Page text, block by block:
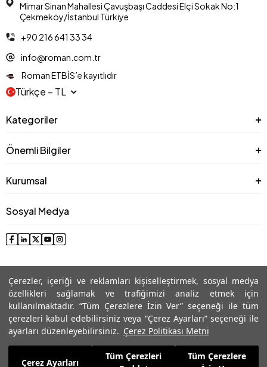
Çerezler, içeriği ve reklamları kişiselleştirmek, sosyal medya
özellikleri sağlamak ve trafiğimizi analiz etmek için
kullanılmaktadır. “Tüm Çerezlere İzin Ver” seçeneği ile tüm
çerezleri kabul edebilirsiniz veya “Çerez Ayarları” seçeneği ile
ayarları düzenleyebilirsiniz. Çerez Politikası Metni
Çerez Ayarları
Tüm Çerezleri
Tüm Çerezlere
2.559,99 TL
Mimar Sinan Mahallesi Çavuşbaşı Caddesi Elçi Sokak No:1
Çekmeköy/İstanbul Türkiye
+90 216 641 33 34
info@roman.com.tr
Roman ETBİS’e kayıtlıdır
Türkçe − TL
Kategoriler
Önemli Bilgiler
Kurumsal
Sosyal Medya
© 2025 Roman® Tüm Hakları Saklıdır, İzinsiz kullanılamaz